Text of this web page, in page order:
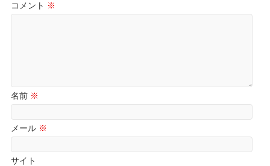
コメント ※
名前 ※
メール ※
サイト